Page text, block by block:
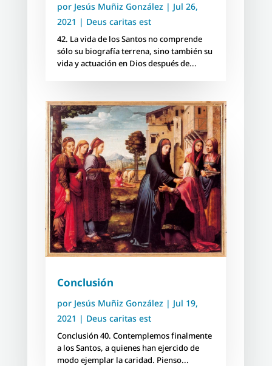
por Jesús Muñiz González| Jul 26,
2021 | Deus caritas est
42. La vida de los Santos no comprende
sólo su biografía terrena, sino también su
vida y actuación en Dios después de...
Conclusión
por Jesús Muñiz González | Jul 19,
2021 | Deus caritas est
Conclusión 40. Contemplemos finalmente
a los Santos, a quienes han ejercido de
modo ejemplar la caridad. Pienso...